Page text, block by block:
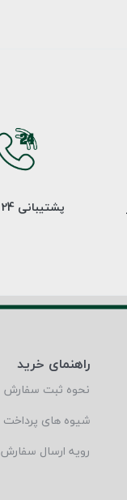
پشتیبانی 24 ساعته
راهنمای خرید
نحوه ثبت سفارش
شیوه های پرداخت
رویه ارسال سفارش